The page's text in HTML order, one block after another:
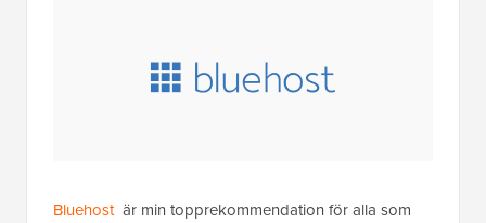
Bluehostär min topprekommendation för alla som